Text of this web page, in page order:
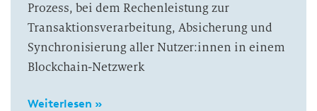
Prozess, bei dem Rechenleistung zur
Transaktionsverarbeitung, Absicherung und
Synchronisierung aller Nutzer:innen in einem
Blockchain-Netzwerk
Weiterlesen »